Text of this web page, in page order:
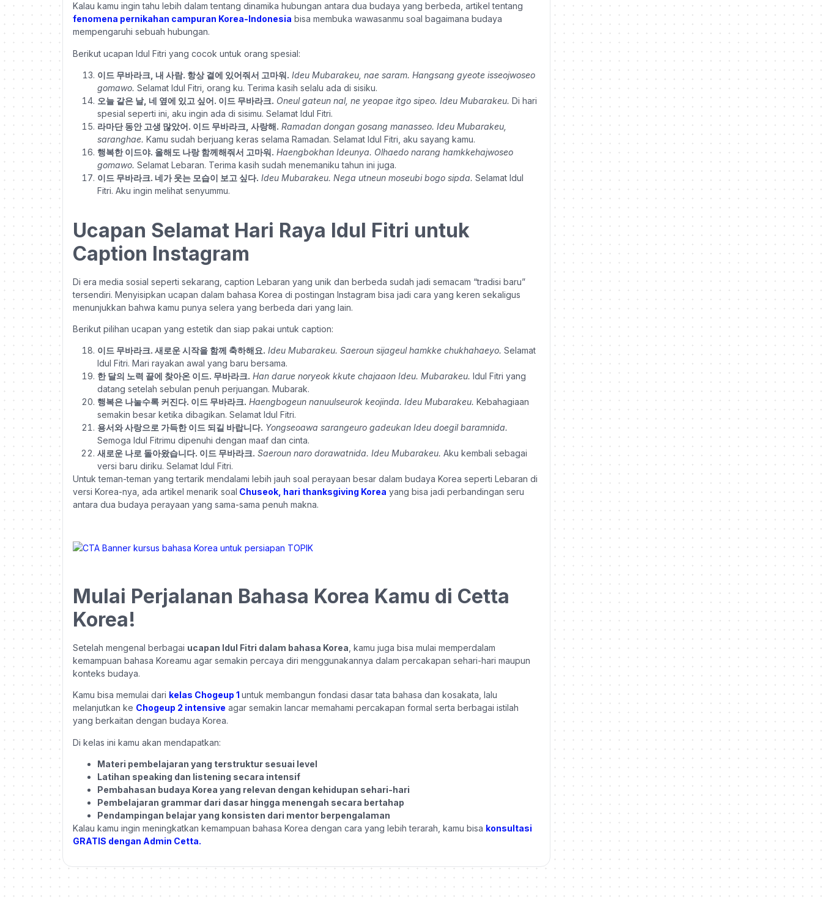
Kalau kamu ingin tahu lebih dalam tentang dinamika hubungan antara dua budaya yang berbeda, artikel tentang
fenomena pernikahan campuran Korea-Indonesia bisa membuka wawasanmu soal bagaimana budaya
mempengaruhi sebuah hubungan.
Berikut ucapan Idul Fitri yang cocok untuk orang spesial:
이드 무바라크, 내 사람. 항상 곁에 있어줘서 고마워. Ideu Mubarakeu, nae saram. Hangsang gyeote isseojwoseo
gomawo. Selamat Idul Fitri, orang ku. Terima kasih selalu ada di sisiku.
오늘 같은 날, 네 옆에 있고 싶어. 이드 무바라크. Oneul gateun nal, ne yeopae itgo sipeo. Ideu Mubarakeu. Di hari
spesial seperti ini, aku ingin ada di sisimu. Selamat Idul Fitri.
라마단 동안 고생 많았어. 이드 무바라크, 사랑해. Ramadan dongan gosang manasseo. Ideu Mubarakeu,
saranghae. Kamu sudah berjuang keras selama Ramadan. Selamat Idul Fitri, aku sayang kamu.
행복한 이드야. 올해도 나랑 함께해줘서 고마워. Haengbokhan Ideunya. Olhaedo narang hamkkehajwoseo
gomawo. Selamat Lebaran. Terima kasih sudah menemaniku tahun ini juga.
이드 무바라크. 네가 웃는 모습이 보고 싶다. Ideu Mubarakeu. Nega utneun moseubi bogo sipda. Selamat Idul
Fitri. Aku ingin melihat senyummu.
Ucapan Selamat Hari Raya Idul Fitri untuk
Caption Instagram
Di era media sosial seperti sekarang, caption Lebaran yang unik dan berbeda sudah jadi semacam “tradisi baru”
tersendiri. Menyisipkan ucapan dalam bahasa Korea di postingan Instagram bisa jadi cara yang keren sekaligus
menunjukkan bahwa kamu punya selera yang berbeda dari yang lain.
Berikut pilihan ucapan yang estetik dan siap pakai untuk caption:
이드 무바라크. 새로운 시작을 함께 축하해요. Ideu Mubarakeu. Saeroun sijageul hamkke chukhahaeyo. Selamat
Idul Fitri. Mari rayakan awal yang baru bersama.
한 달의 노력 끝에 찾아온 이드. 무바라크. Han darue noryeok kkute chajaaon Ideu. Mubarakeu. Idul Fitri yang
datang setelah sebulan penuh perjuangan. Mubarak.
행복은 나눌수록 커진다. 이드 무바라크. Haengbogeun nanuulseurok keojinda. Ideu Mubarakeu. Kebahagiaan
semakin besar ketika dibagikan. Selamat Idul Fitri.
용서와 사랑으로 가득한 이드 되길 바랍니다. Yongseoawa sarangeuro gadeukan Ideu doegil baramnida.
Semoga Idul Fitrimu dipenuhi dengan maaf dan cinta.
새로운 나로 돌아왔습니다. 이드 무바라크. Saeroun naro dorawatnida. Ideu Mubarakeu. Aku kembali sebagai
versi baru diriku. Selamat Idul Fitri.
Untuk teman-teman yang tertarik mendalami lebih jauh soal perayaan besar dalam budaya Korea seperti Lebaran di
versi Korea-nya, ada artikel menarik soal Chuseok, hari thanksgiving Korea yang bisa jadi perbandingan seru
antara dua budaya perayaan yang sama-sama penuh makna.
Mulai Perjalanan Bahasa Korea Kamu di Cetta
Korea!
Setelah mengenal berbagai ucapan Idul Fitri dalam bahasa Korea , kamu juga bisa mulai memperdalam
kemampuan bahasa Koreamu agar semakin percaya diri menggunakannya dalam percakapan sehari-hari maupun
konteks budaya.
Kamu bisa memulai dari kelas Chogeup 1 untuk membangun fondasi dasar tata bahasa dan kosakata, lalu
melanjutkan ke Chogeup 2 intensive agar semakin lancar memahami percakapan formal serta berbagai istilah
yang berkaitan dengan budaya Korea.
Di kelas ini kamu akan mendapatkan:
Materi pembelajaran yang terstruktur sesuai level
Latihan speaking dan listening secara intensif
Pembahasan budaya Korea yang relevan dengan kehidupan sehari-hari
Pembelajaran grammar dari dasar hingga menengah secara bertahap
Pendampingan belajar yang konsisten dari mentor berpengalaman
Kalau kamu ingin meningkatkan kemampuan bahasa Korea dengan cara yang lebih terarah, kamu bisa konsultasi
GRATIS dengan Admin Cetta.